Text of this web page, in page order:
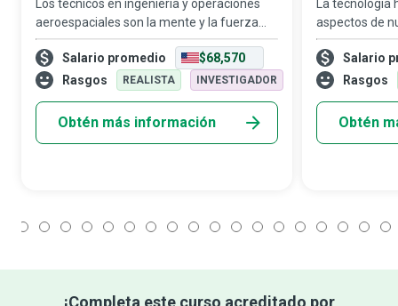
Operaciones
Los técnicos en ingeniería y operaciones
aeroespaciales son la mente y la fuerza
detrás del impecable rendimiento de cada
avión, nave espacial o misil que ha surcado
el cielo. Colaboran en el aseguram
Salario promedio
$68,570
Rasgos
REALISTA INVESTIGADOR
Obtén más información
La
aspectos de
hacer café
del mundo.
Salario
Rasgos
Obtén
¡Completa este curso acreditado por